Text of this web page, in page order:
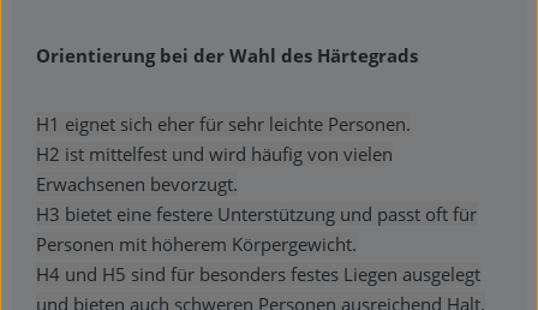
Orientierung bei der Wahl des Härtegrads
H1 eignet sich eher für sehr leichte Personen.
H2 ist mittelfest und wird häufig von vielen
Erwachsenen bevorzugt.
H3 bietet eine festere Unterstützung und passt oft für
Personen mit höherem Körpergewicht.
H4 und H5 sind für besonders festes Liegen ausgelegt
und bieten auch schweren Personen ausreichend Halt.